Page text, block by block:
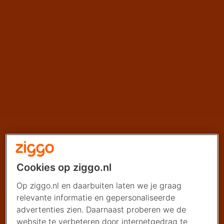
Cookies op ziggo.nl
Op ziggo.nl en daarbuiten laten we je graag
relevante informatie en gepersonaliseerde
advertenties zien. Daarnaast proberen we de
website te verbeteren door internetgedrag te